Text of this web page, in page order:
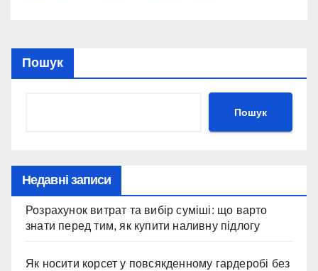
Пошук
Пошук
Недавні записи
Розрахунок витрат та вибір суміші: що варто
знати перед тим, як купити наливну підлогу
Як носити корсет у повсякденному гардеробі без